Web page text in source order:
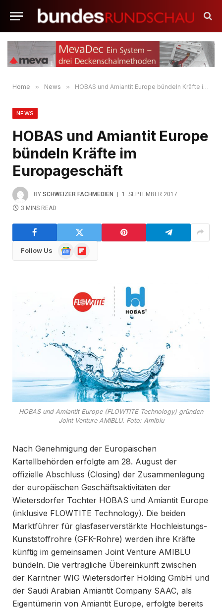
Home » News » HOBAS und Amiantit Europe bündeln Kräfte im Europageschäft
NEWS
HOBAS und Amiantit Europe
bündeln Kräfte im
Europageschäft
BY SCHWEIZER FACHMEDIEN
1. SEPTEMBER 2017
3 MINS READ
Follow Us
GoogleFlipboard
HOBAS und Amiantit Europe (FLOWTITE Technology) gründen
Joint Venture AMIBLU. Foto: Amiblu
Nach Genehmigung der Europäischen
Kartellbehörden erfolgte am 28. August der
offizielle Abschluss (Closing) der Zusammenlegung
der europäischen Geschäftsaktivitäten der
Wietersdorfer Tochter HOBAS und Amiantit Europe
(inklusive FLOWTITE Technology). Die beiden
Marktführer für glasfaserverstärkte Hochleistungs-
Kunststoffrohre (GFK-Rohre) werden ihre Kräfte
künftig im gemeinsamen Joint Venture AMIBLU
bündeln. Die vertragliche Übereinkunft zwischen
der Kärntner WIG Wietersdorfer Holding GmbH und
der Saudi Arabian Amiantit Company SAAC, als
Eigentümerin von Amiantit Europe, erfolgte bereits